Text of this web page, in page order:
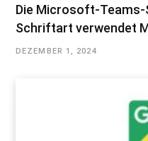
Die Microsoft-
Schriftart verwendet
DEZEMBER 1, 2024